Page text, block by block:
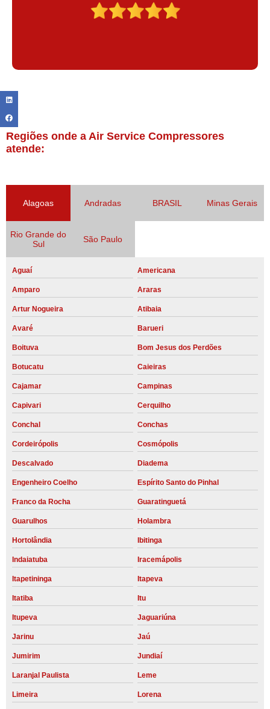
Regiões onde a Air Service Compressores
atende:
Alagoas Andradas BRASIL Minas Gerais
Rio Grande do
Sul
São Paulo
Aguaí Americana
Amparo Araras
Artur Nogueira Atibaia
Avaré Barueri
Boituva Bom Jesus dos Perdões
Botucatu Caieiras
Cajamar Campinas
Capivari Cerquilho
Conchal Conchas
Cordeirópolis Cosmópolis
Descalvado Diadema
Engenheiro Coelho Espírito Santo do Pinhal
Franco da Rocha Guaratinguetá
Guarulhos Holambra
Hortolândia Ibitinga
Indaiatuba Iracemápolis
Itapetininga Itapeva
Itatiba Itu
Itupeva Jaguariúna
Jarinu Jaú
Jumirim Jundiaí
Laranjal Paulista Leme
Limeira Lorena